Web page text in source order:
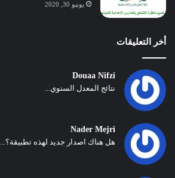
يونيو 30, 2020
أخر التعليقات
Douaa Nifzi
نتائج المعدل السنوي...
Nader Mejri
هل هناك اصدار جديد لهذه تطبيقة؟...